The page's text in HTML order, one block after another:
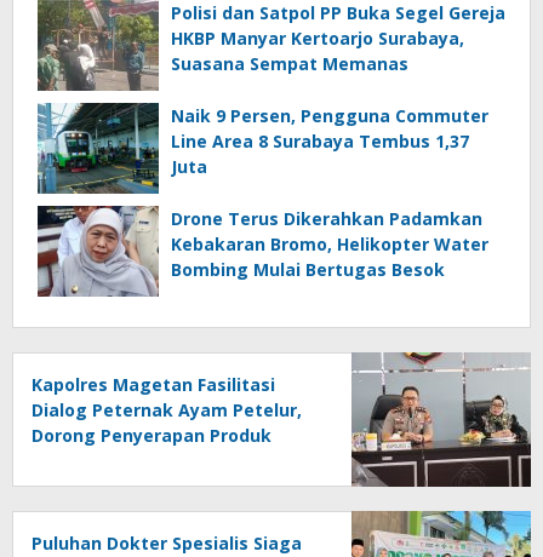
Polisi dan Satpol PP Buka Segel Gereja
HKBP Manyar Kertoarjo Surabaya,
Suasana Sempat Memanas
Naik 9 Persen, Pengguna Commuter
Line Area 8 Surabaya Tembus 1,37
Juta
Drone Terus Dikerahkan Padamkan
Kebakaran Bromo, Helikopter Water
Bombing Mulai Bertugas Besok
Kapolres Magetan Fasilitasi
Dialog Peternak Ayam Petelur,
Dorong Penyerapan Produk
Puluhan Dokter Spesialis Siaga